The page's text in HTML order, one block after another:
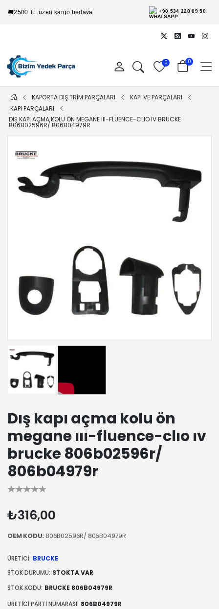
🚚2500 TL üzeri kargo bedava +90 534 228 09 50
0 0
KAPORTA DIŞ TRİM PARÇALARI
KAPI VE PARÇALARI
KAPI PARÇALARI
DIŞ KAPI AÇMA KOLU ÖN MEGANE III-FLUENCE-CLIO IV BRUCKE
806B02596R/ 806B04979R
Dış kapı açma kolu ön
megane ııı-fluence-clıo ıv
brucke 806b02596r/
806b04979r
₺316,00
OEM KODU:806B02596R/ 806B04979R
ÜRETICI: BRUCKE
STOK DURUMU: STOKTA VAR
STOK KODU: BRUCKE 806B04979R
ÜRETICI PARTI NUMARASI: 806B04979R